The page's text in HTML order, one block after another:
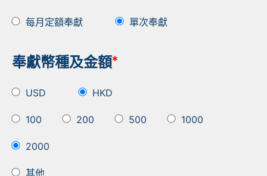
每月定額奉獻 單次奉獻
奉獻幣種及金額*
USD HKD
100 200 500 1000
2000
其他